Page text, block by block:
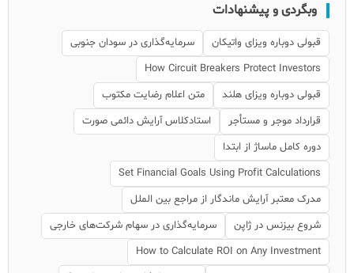
وبگردی و پیشنهادات
قبولی دوباره ویزای واتیکان
سرمایه‌گذاری در سودان جنوبی
How Circuit Breakers Protect Investors
قبولی دوباره ویزای هلند
متن اعلام رضایت مکتوب
قرارداد موجر و مستأجر
استادکلاس آرایش دائمی صورت
دوره کامل ماساژ از ابتدا
Set Financial Goals Using Profit Calculations
مدرک معتبر آرایش ماندگار از مراجع بین الملل
شروع بیزنس در ژاپن
سرمایه‌گذاری در سهام شرکت‌های خارجی
How to Calculate ROI on Any Investment